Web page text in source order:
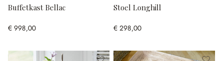
Buffetkast Bellac
€ 998,00
Stoel Longhill
€ 298,00